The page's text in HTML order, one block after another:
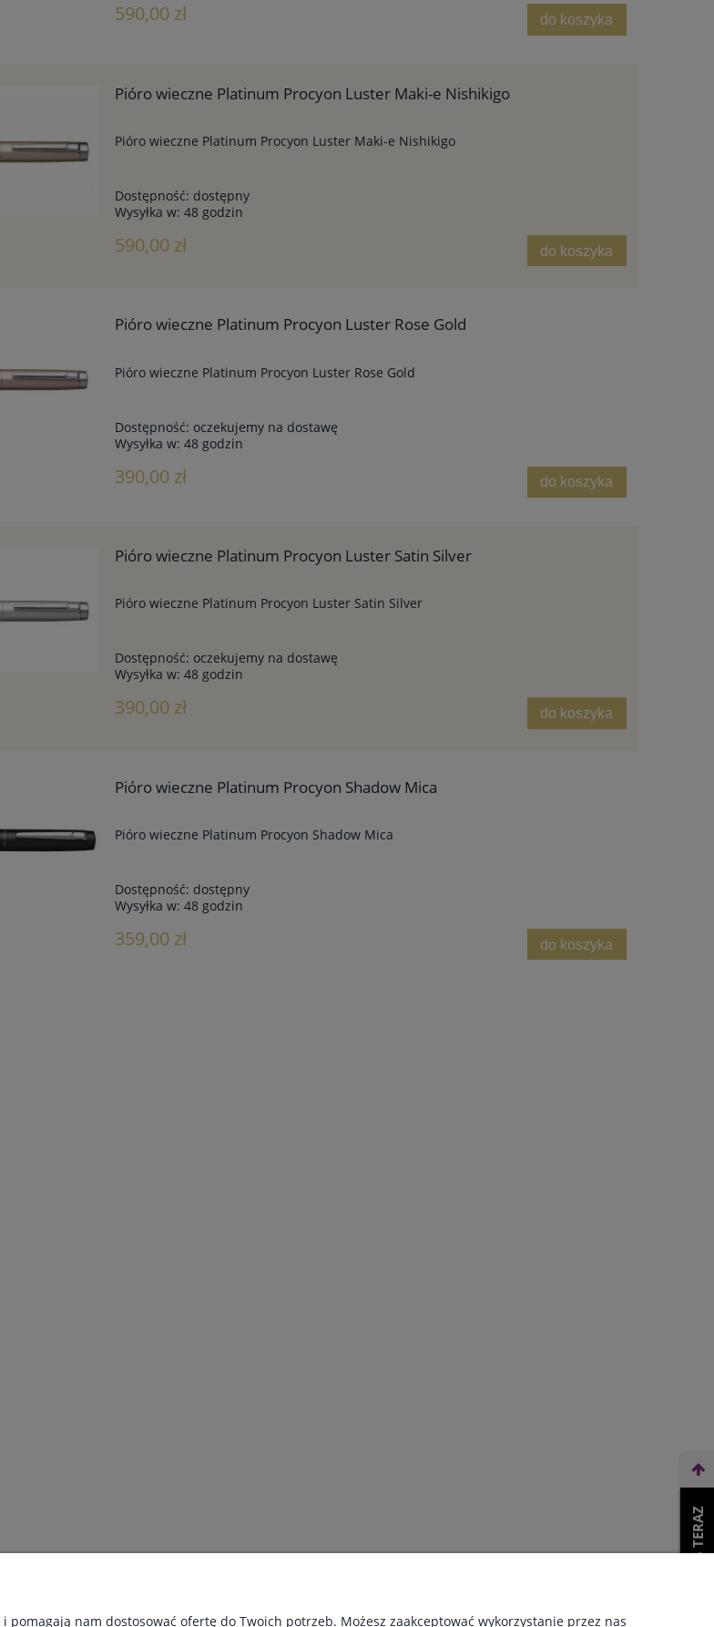
590,00 zł do koszyka
Pióro wieczne Platinum Procyon Luster Maki-e Nishikigo
Pióro wieczne Platinum Procyon Luster Maki-e Nishikigo
Dostępność: dostępny
Wysyłka w: 48 godzin
590,00 zł do koszyka
Pióro wieczne Platinum Procyon Luster Rose Gold
Pióro wieczne Platinum Procyon Luster Rose Gold
Dostępność: oczekujemy na dostawę
Wysyłka w: 48 godzin
390,00 zł do koszyka
Pióro wieczne Platinum Procyon Luster Satin Silver
Pióro wieczne Platinum Procyon Luster Satin Silver
Dostępność: oczekujemy na dostawę
Wysyłka w: 48 godzin
390,00 zł do koszyka
Pióro wieczne Platinum Procyon Shadow Mica
Pióro wieczne Platinum Procyon Shadow Mica
Dostępność: dostępny
Wysyłka w: 48 godzin
359,00 zł do koszyka
I DOSTAWA INFORMACJE O NAS WEŹ LEASING TERAZ
nam dostosować ofertę do Twoich potrzeb. Możesz zaakceptować wykorzystanie przez nas